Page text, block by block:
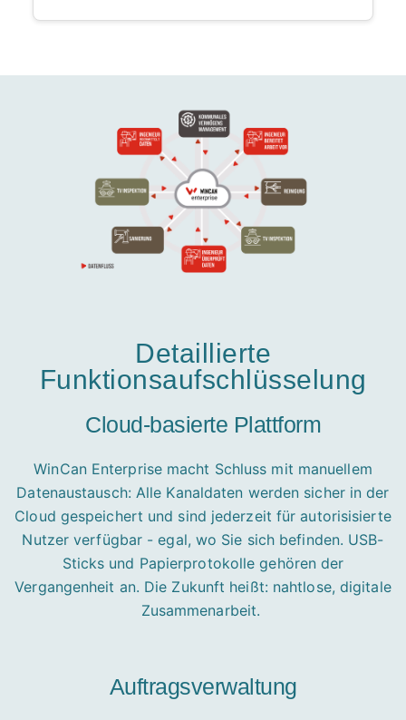
Detaillierte
Funktionsaufschlüsselung
Cloud-basierte Plattform
WinCan Enterprise macht Schluss mit manuellem
Datenaustausch: Alle Kanaldaten werden sicher in der
Cloud gespeichert und sind jederzeit für autorisisierte
Nutzer verfügbar - egal, wo Sie sich befinden. USB-
Sticks und Papierprotokolle gehören der
Vergangenheit an. Die Zukunft heißt: nahtlose, digitale
Zusammenarbeit.
Auftragsverwaltung